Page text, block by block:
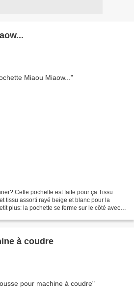
Cette pochette est faite pour ça Tissu
tissu assorti rayé beige et blanc pour la
plus: la pochette se ferme sur le côté avec
à coudre